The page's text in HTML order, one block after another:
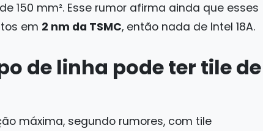
150 mm². Esse rumor afirma ainda que esses
em 2 nm da TSMC, então nada de Intel 18A.
de linha pode ter tile de
máxima, segundo rumores, com tile